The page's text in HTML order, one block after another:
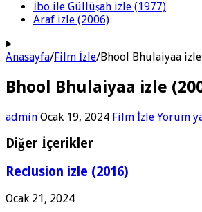
İbo ile Güllüşah izle (1977)
Araf izle (2006)
Anasayfa/Film İzle/Bhool Bhulaiyaa
Bhool Bhulaiyaa izle
admin Ocak 19, 2024 Film İzle Yorum
Diğer İçerikler
Reclusion izle (2016)
Ocak 21, 2024